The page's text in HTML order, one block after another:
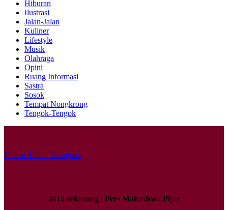
Hiburan
Ilustrasi
Jalan-Jalan
Kuliner
Lifestyle
Musik
Olahraga
Opini
Ruang Informasi
Sastra
Sosok
Tempat Nongkrong
Tengok-Tengok
Follow Us on Instagram
2012-sekarang | Pers Mahasiswa Pijar